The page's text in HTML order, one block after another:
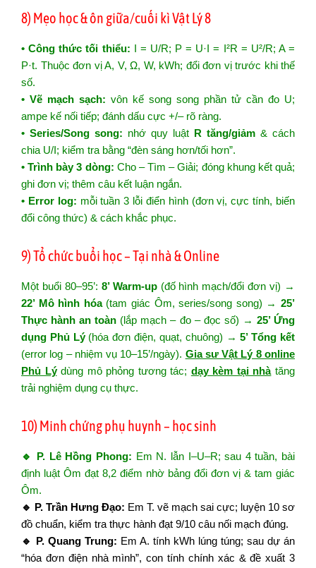
8) Mẹo học & ôn giữa/cuối kì Vật Lý 8
• Công thức tối thiểu: I = U/R; P = U·I = I²R = U²/R; A =
P·t. Thuộc đơn vị A, V, Ω, W, kWh; đổi đơn vị trước khi thế
số.
• Vẽ mạch sạch: vôn kế song song phần tử cần đo U;
ampe kế nối tiếp; đánh dấu cực +/– rõ ràng.
• Series/Song song: nhớ quy luật R tăng/giảm & cách
chia U/I; kiểm tra bằng “đèn sáng hơn/tối hơn”.
• Trình bày 3 dòng: Cho – Tìm – Giải; đóng khung kết quả;
ghi đơn vị; thêm câu kết luận ngắn.
• Error log: mỗi tuần 3 lỗi điển hình (đơn vị, cực tính, biến
đổi công thức) & cách khắc phục.
9) Tổ chức buổi học – Tại nhà & Online
Một buổi 80–95’: 8’ Warm-up(đố hình mạch/đổi đơn vị) →
22’ Mô hình hóa(tam giác Ôm, series/song song) →25’
Thực hành an toàn (lắp mạch – đo – đọc số) → 25’ Ứng
dụng Phủ Lý(hóa đơn điện, quạt, chuông) →5’ Tổng kết
(error log – nhiệm vụ 10–15’/ngày). Gia sư Vật Lý 8 online
Phủ Lýdùng mô phỏng tương tác; dạy kèm tại nhàtăng
trải nghiệm dụng cụ thực.
10) Minh chứng phụ huynh – học sinh
🔹 P. Lê Hồng Phong: Em N. lẫn I–U–R; sau 4 tuần, bài
định luật Ôm đạt 8,2 điểm nhờ bảng đổi đơn vị & tam giác
Ôm.
🔹 P. Trần Hưng Đạo: Em T. vẽ mạch sai cực; luyện 10 sơ
đồ chuẩn, kiểm tra thực hành đạt 9/10 câu nối mạch đúng.
🔹 P. Quang Trung: Em A. tính kWh lúng túng; sau dự án
“hóa đơn điện nhà mình”, con tính chính xác & đề xuất 3